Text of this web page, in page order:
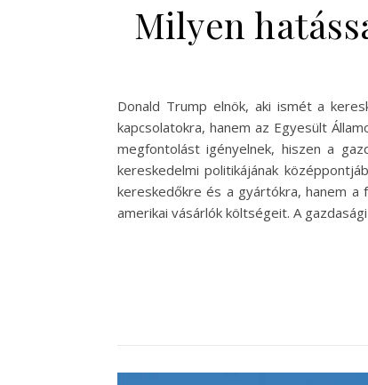
Milyen
Donald Trump elnök, aki ismét a
kapcsolatokra, hanem az Egyesült
megfontolást igényelnek, hiszen a
kereskedelmi politikájának
kereskedőkre és a gyártókra, hanem a
amerikai vásárlók költségeit. A